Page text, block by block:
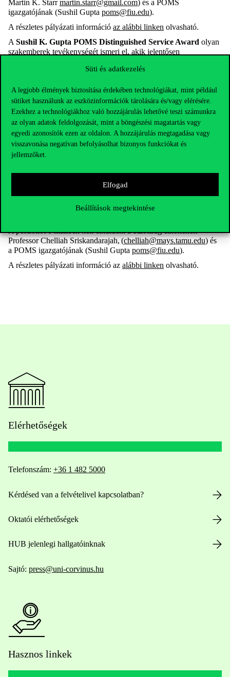
Süti és adatkezelés
A legjobb élmények biztosítása érdekében technológiákat, mint például
sütiket használunk az eszközinformációk tárolására és/vagy elérésére.
Ezekhez a technológiákhoz való hozzájárulás lehetővé teszi számunkra
az olyan adatok feldolgozását, mint a böngészési magatartás vagy
egyedi azonosítók ezen az oldalon. A hozzájárulás megtagadása vagy
visszavonása negatívan befolyásolhat bizonyos funkciókat és
jellemzőket.
Elfogad
Beállítások megtekintése
Martin K. Starrmartin.starr@gmail.com) és a POMS
igazgatójának (Sushil Gupta poms@fiu.edu).
A részletes pályázati információ az alábbi linken olvasható.
A Sushil K. Gupta POMS Distinguished Service Award olyan
szakemberek tevékenységét ismeri el, akik jelentősen
jelentős vezetői pozíciót töltenek be a szervezetben.
Jelentkezés
önéletrajz (titulus, társaság, cím, e-mail-cím, telefonszám)
rövid tudományos önéletrajz (max. 1 oldal)
rövid leírás a POMS-on belül végzett tevékenységeiről (max.
3 oldal)
minimum három ajánlólevél más POMS tagoktól (egy
A portfóliót e-mailben kell elküldeni a bizottság elnökének
Professor Chelliah Sriskandarajah, (chelliah@mays.tamu.edu) és
a POMS igazgatójának (Sushil Gupta poms@fiu.edu).
A részletes pályázati információ az alábbi linken olvasható.
Elérhetőségek
Telefonszám: +36 1 482 5000
Kérdésed van a felvételivel kapcsolatban?
Oktatói elérhetőségek
HUB jelenlegi hallgatóinknak
Sajtó: press@uni-corvinus.hu
Hasznos linkek